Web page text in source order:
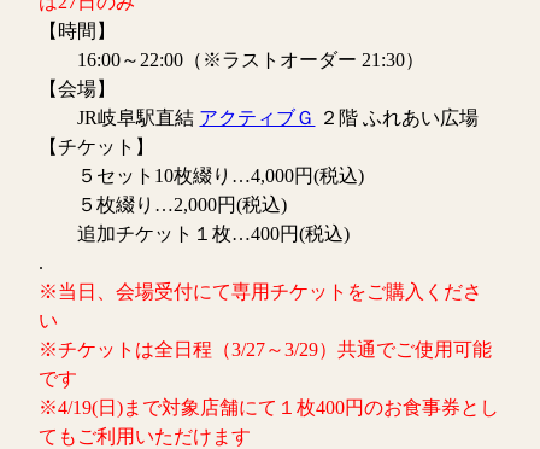
【時間】
16:00～22:00（※ラストオーダー 21:30）
【会場】
JR岐阜駅直結 アクティブＧ
２階 ふれあい広場
【チケット】
５セット10枚綴り…4,000円(税込)
５枚綴り…2,000円(税込)
追加チケット１枚…400円(税込)
.
※当日、会場受付にて専用チケットをご購入くださ
い
※チケットは全日程（3/27～3/29）共通でご使用可能
です
※4/19(日)まで対象店舗にて１枚400円のお食事券とし
てもご利用いただけます